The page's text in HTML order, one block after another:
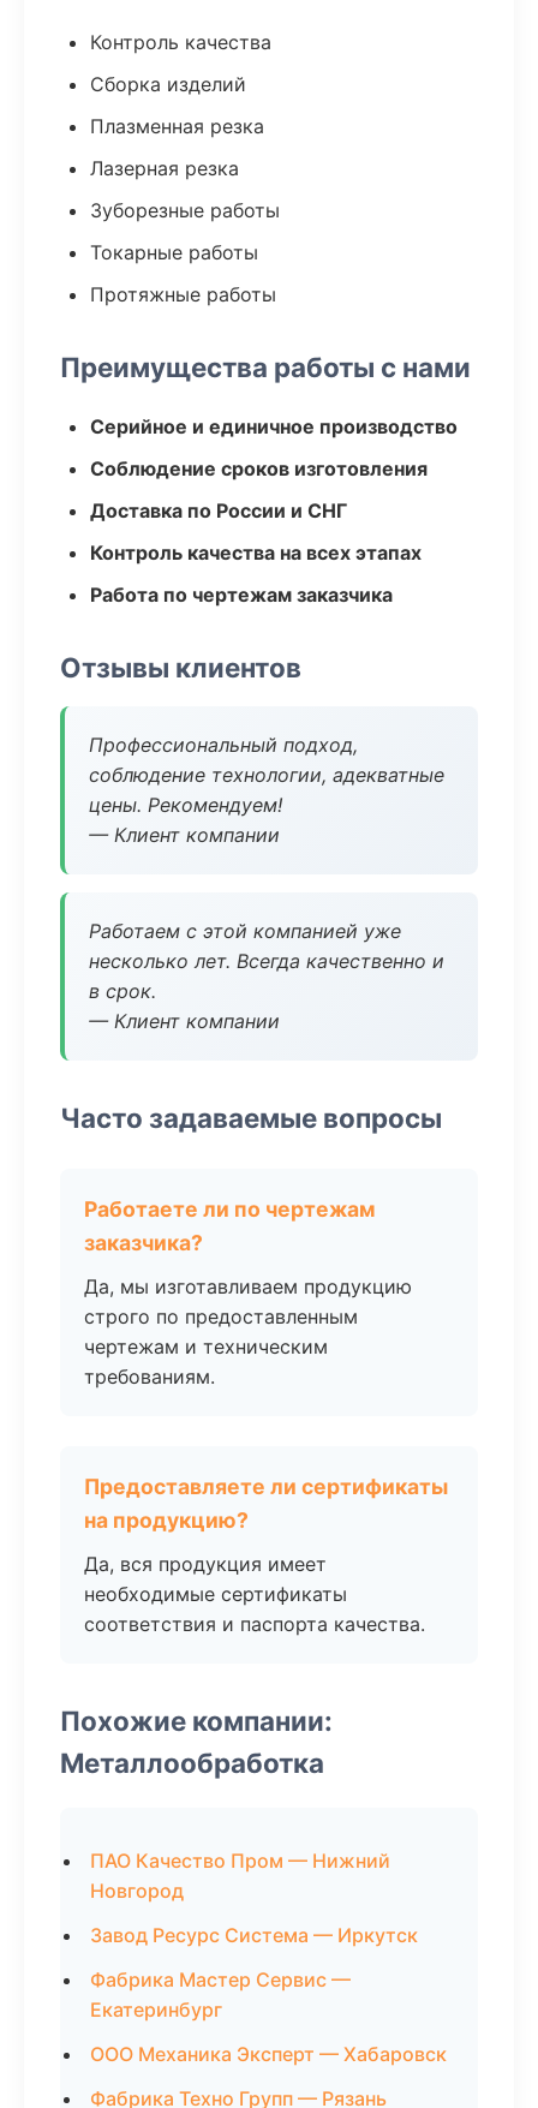
Контроль качества
Сборка изделий
Плазменная резка
Лазерная резка
Зуборезные работы
Токарные работы
Протяжные работы
Преимущества работы с нами
Серийное и единичное производство
Соблюдение сроков изготовления
Доставка по России и СНГ
Контроль качества на всех этапах
Работа по чертежам заказчика
Отзывы клиентов
Профессиональный подход,
соблюдение технологии, адекватные
цены. Рекомендуем!
— Клиент компании
Работаем с этой компанией уже
несколько лет. Всегда качественно и
в срок.
— Клиент компании
Часто задаваемые вопросы
Работаете ли по чертежам
заказчика?
Да, мы изготавливаем продукцию
строго по предоставленным
чертежам и техническим
требованиям.
Предоставляете ли сертификаты
на продукцию?
Да, вся продукция имеет
необходимые сертификаты
соответствия и паспорта качества.
Похожие компании:
Металлообработка
ПАО Качество Пром — Нижний
Новгород
Завод Ресурс Система — Иркутск
Фабрика Мастер Сервис —
Екатеринбург
ООО Механика Эксперт — Хабаровск
Фабрика Техно Групп — Рязань